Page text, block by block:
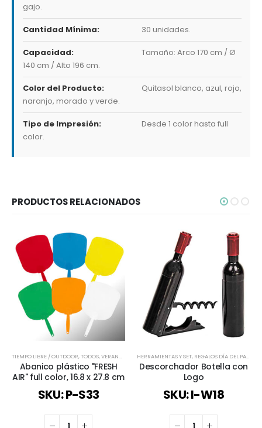
gajo.
Cantidad Mínima: 30 unidades.
Capacidad:
Tamaño: Arco 170 cm / Ø
140 cm / Alto 196 cm.
Color del Producto:
Quitasol blanco, azul, rojo,
naranjo, morado y verde.
Tipo de Impresión:
Desde 1 color hasta full
color.
PRODUCTOS RELACIONADOS
TIEMPO LIBRE / OUTDOOR,TODOS,VERANO VIAJES Y VACACIONES
Abanico plástico "FRESH
AIR" full color, 16.8 x 27.8 cm
SKU: P-S33
HERRAMIENTAS Y SET, REGALOS DÍA DEL PADRE
Descorchador Botella con
Logo
SKU: I-W18